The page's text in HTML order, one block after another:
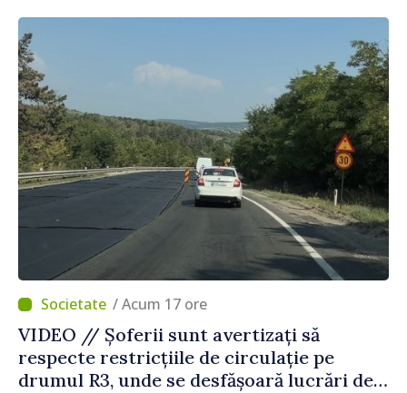
Străinătate
/ Acum 17 ore
VIDEO // Șoferii sunt avertizați să
respecte restricțiile de circulație pe
drumul R3, unde se desfășoară lucrări de